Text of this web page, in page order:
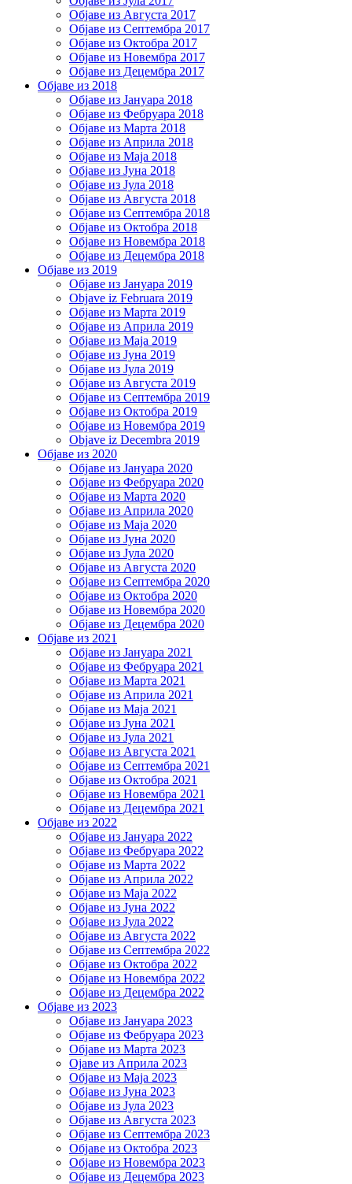
Објаве из Августа 2017
Објаве из Септембра 2017
Објаве из Октобра 2017
Објаве из Новембра 2017
Објаве из Децембра 2017
Објаве из 2018
Објаве из Јануара 2018
Објаве из Фебруара 2018
Објаве из Марта 2018
Објаве из Априла 2018
Објаве из Маја 2018
Објаве из Јуна 2018
Објаве из Јула 2018
Објаве из Августа 2018
Објаве из Септембра 2018
Објаве из Октобра 2018
Објаве из Новембра 2018
Објаве из Децембра 2018
Објаве из 2019
Објаве из Јануара 2019
Objave iz Februara 2019
Објаве из Марта 2019
Објаве из Априла 2019
Објаве из Маја 2019
Објаве из Јуна 2019
Објаве из Јула 2019
Објаве из Августа 2019
Објаве из Септембра 2019
Објаве из Октобра 2019
Објаве из Новембра 2019
Objave iz Decembra 2019
Објаве из 2020
Објаве из Јануара 2020
Објаве из Фебруара 2020
Објаве из Марта 2020
Објаве из Априла 2020
Објаве из Маја 2020
Објаве из Јуна 2020
Објаве из Јула 2020
Објаве из Августа 2020
Објаве из Септембра 2020
Објаве из Октобра 2020
Објаве из Новембра 2020
Објаве из Децембра 2020
Објаве из 2021
Објаве из Јануара 2021
Објаве из Фебруара 2021
Објаве из Марта 2021
Објаве из Априла 2021
Објаве из Маја 2021
Објаве из Јуна 2021
Објаве из Јула 2021
Објаве из Августа 2021
Објаве из Септембра 2021
Објаве из Октобра 2021
Објаве из Новембра 2021
Објаве из Децембра 2021
Објаве из 2022
Објаве из Јануара 2022
Објаве из Фебруара 2022
Објаве из Марта 2022
Објаве из Априла 2022
Објаве из Маја 2022
Објаве из Јуна 2022
Објаве из Јула 2022
Објаве из Августа 2022
Објаве из Септембра 2022
Објаве из Октобра 2022
Објаве из Новембра 2022
Објаве из Децембра 2022
Објаве из 2023
Објаве из Јануара 2023
Објаве из Фебруара 2023
Објаве из Марта 2023
Ојаве из Априла 2023
Објаве из Маја 2023
Објаве из Јуна 2023
Објаве из Јула 2023
Објаве из Августа 2023
Објаве из Септембра 2023
Објаве из Октобра 2023
Објаве из Новембра 2023
Објаве из Децембра 2023